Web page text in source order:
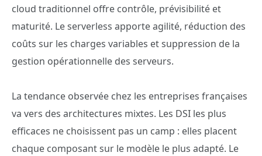
cloud traditionnel offre contrôle, prévisibilité et
maturité. Le serverless apporte agilité, réduction des
coûts sur les charges variables et suppression de la
gestion opérationnelle des serveurs.
La tendance observée chez les entreprises françaises
va vers des architectures mixtes. Les DSI les plus
efficaces ne choisissent pas un camp : elles placent
chaque composant sur le modèle le plus adapté. Le